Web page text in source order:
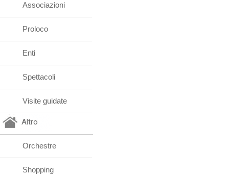
Associazioni
Proloco
Enti
Spettacoli
Visite guidate
Altro
Orchestre
Shopping